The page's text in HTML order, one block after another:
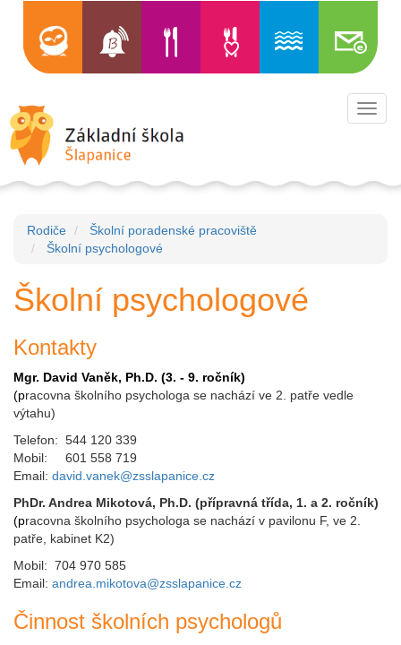
Rodiče
Školní poradenské pracoviště
Školní psychologové
Školní psychologové
Kontakty
Mgr. David Vaněk, Ph.D. (3. - 9. ročník)
(pracovna školního psychologa se nachází ve 2. patře vedle
výtahu)
Telefon: 544 120 339
Mobil: 601 558 719
Email: david.vanek@zsslapanice.cz
PhDr. Andrea Mikotová, Ph.D. (přípravná třída, 1. a 2. ročník)
(pracovna školního psychologa se nachází v pavilonu F, ve 2.
patře, kabinet K2)
Mobil: 704 970 585
Email: andrea.mikotova@zsslapanice.cz
Činnost školních psychologů